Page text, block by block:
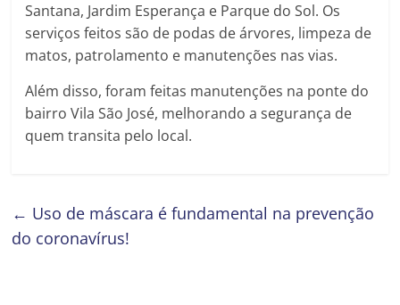
Santana, Jardim Esperança e Parque do Sol. Os
serviços feitos são de podas de árvores, limpeza de
matos, patrolamento e manutenções nas vias.
Além disso, foram feitas manutenções na ponte do
bairro Vila São José, melhorando a segurança de
quem transita pelo local.
← Uso de máscara é fundamental na prevenção
do coronavírus!